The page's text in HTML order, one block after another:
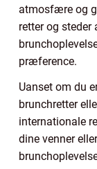
atmosfære og
retter og
præference.
Uanset om du
brunchretter
internationale
dine venner